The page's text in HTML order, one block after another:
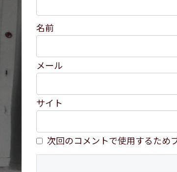
名前
メール
サイト
次回のコメントで使用するため